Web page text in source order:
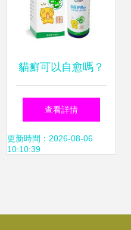
貓癬可以自愈嗎？
初期癥狀與正確治
療方法全解析
查看詳情
更新時間：2026-08-06
10:10:39